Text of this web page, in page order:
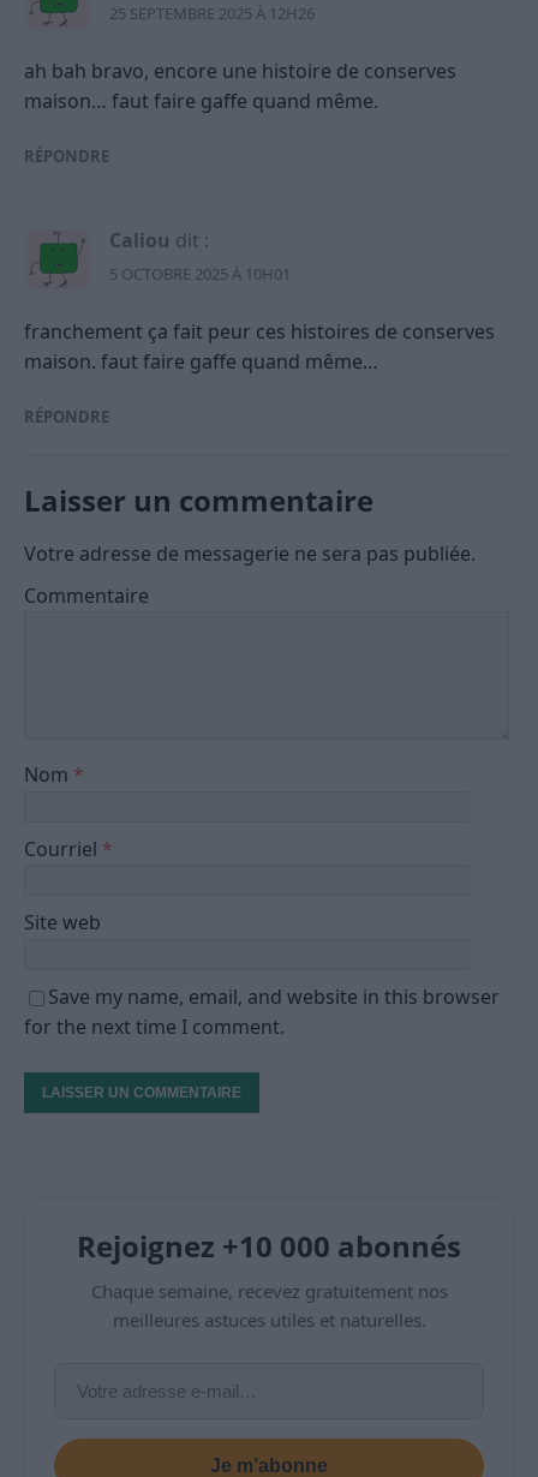
25 SEPTEMBRE 2025 À 12H26
ah bah bravo, encore une histoire de conserves
maison… faut faire gaffe quand même.
RÉPONDRE
Caliou dit :
5 OCTOBRE 2025 À 10H01
franchement ça fait peur ces histoires de conserves
maison. faut faire gaffe quand même…
RÉPONDRE
Laisser un commentaire
Votre adresse de messagerie ne sera pas publiée.
Commentaire
Nom *
Courriel *
Site web
Save my name, email, and website in this browser
for the next time I comment.
Rejoignez +10 000 abonnés
Chaque semaine, recevez gratuitement nos
meilleures astuces utiles et naturelles.
Je m’abonne